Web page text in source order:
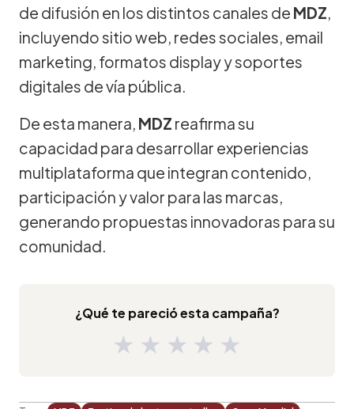
de difusión en los distintos canales de MDZ,
incluyendo sitio web, redes sociales, email
marketing, formatos display y soportes
digitales de vía pública.
De esta manera, MDZ reafirma su
capacidad para desarrollar experiencias
multiplataforma que integran contenido,
participación y valor para las marcas,
generando propuestas innovadoras para su
comunidad.
¿Qué te pareció esta campaña?
★ ★ ★ ★ ★